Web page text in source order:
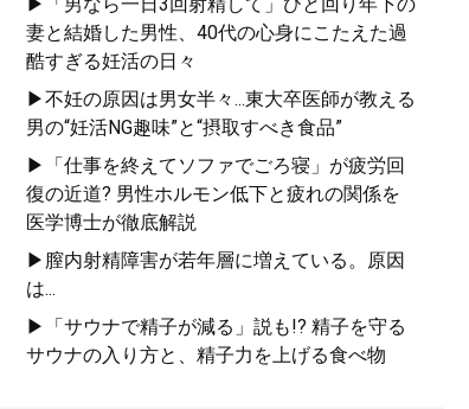
妻と結婚した男性、40代の心身にこたえた過
酷すぎる妊活の日々
▶不妊の原因は男女半々...東大卒医師が教える
男の“妊活NG趣味”と“摂取すべき食品”
▶「仕事を終えてソファでごろ寝」が疲労回
復の近道? 男性ホルモン低下と疲れの関係を
医学博士が徹底解説
▶膣内射精障害が若年層に増えている。原因
は...
▶「サウナで精子が減る」説も!? 精子を守る
サウナの入り方と、精子力を上げる食べ物